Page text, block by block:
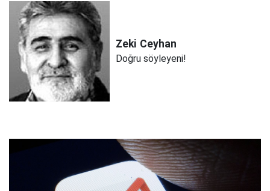
Zeki Ceyhan
Doğru söyleyeni!